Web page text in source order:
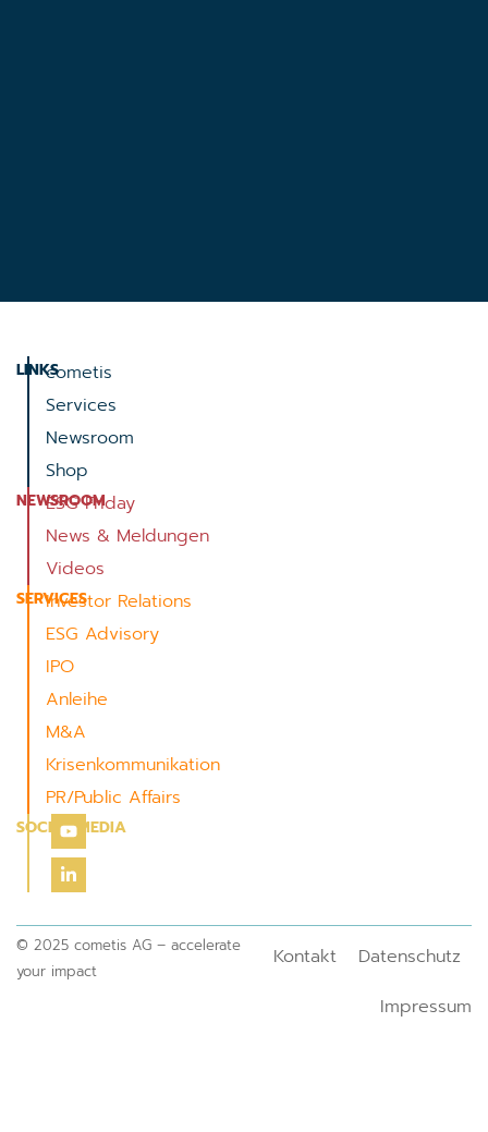
LINKScometis
Services
Newsroom
Shop
NEWSROOM
ESG Friday
News & Meldungen
Videos
SERVICES
Investor Relations
ESG Advisory
IPO
Anleihe
M&A
Krisenkommunikation
PR/Public Affairs
SOCIAL MEDIA
© 2025 cometis AG – accelerate
your impact
Kontakt
Datenschutz
Impressum